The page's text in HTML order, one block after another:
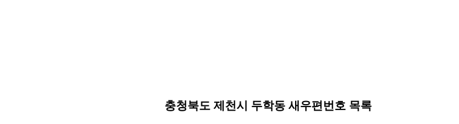
충청북도 제천시 두학동 새우편번호 목록